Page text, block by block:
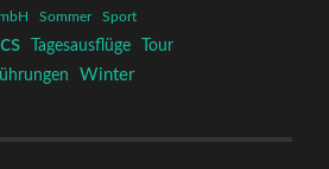
Sommer Sport
Tagesausflüge
Tour
Winter